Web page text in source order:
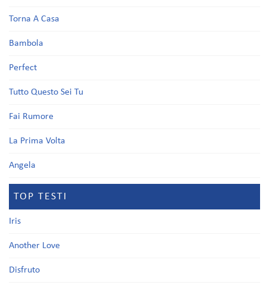
Torna A Casa
Bambola
Perfect
Tutto Questo Sei Tu
Fai Rumore
La Prima Volta
Angela
TOP TESTI
Iris
Another Love
Disfruto